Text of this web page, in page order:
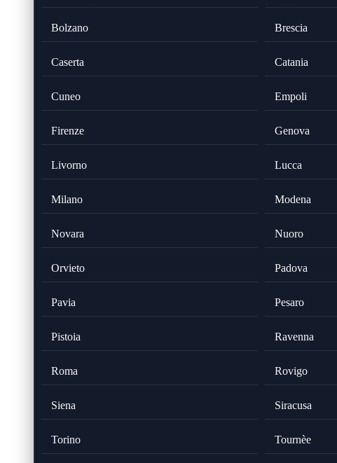
Bolzano Brescia
Caserta Catania
Cuneo Empoli
Firenze Genova
Livorno Lucca
Milano Modena
Novara Nuoro
Orvieto Padova
Pavia Pesaro
Pistoia Ravenna
Roma Rovigo
Siena Siracusa
Torino Tournèe